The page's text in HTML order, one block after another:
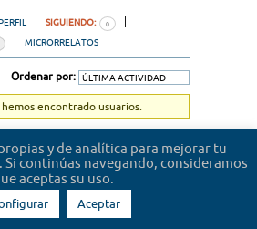
SIGUIENDO: 0
MICRORRELATOS
Ordenar por:
hemos encontrado usuarios.
y de analítica para mejorar tu
continúas navegando, consideramos
aceptas su uso.
Aceptar